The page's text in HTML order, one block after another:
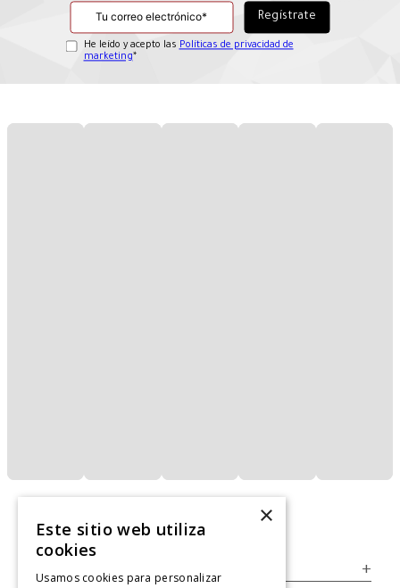
He leído y acepto las Políticas de privacidad de
marketing*
+
×
Este sitio web utiliza
cookies
Usamos cookies para personalizar